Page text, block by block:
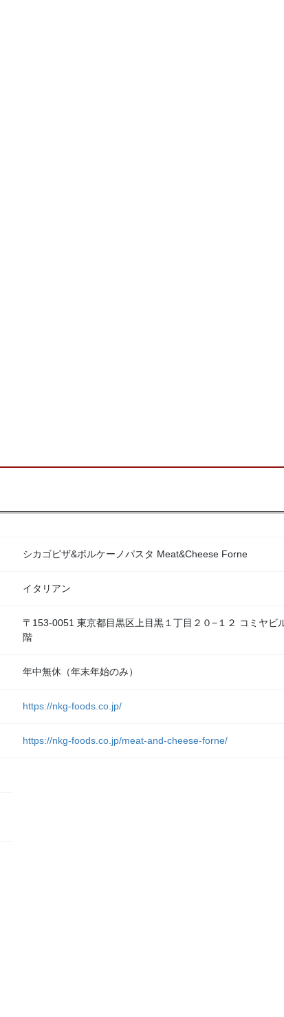
シカゴピザ&ボルケーノパスタ Meat&Cheese Forne
イタリアン
〒153-0051 東京都目黒区上目黒１丁目２０−１２ コミヤビ
階
年中無休（年末年始のみ）
https://nkg-foods.co.jp/
https://nkg-foods.co.jp/meat-and-cheese-forne/